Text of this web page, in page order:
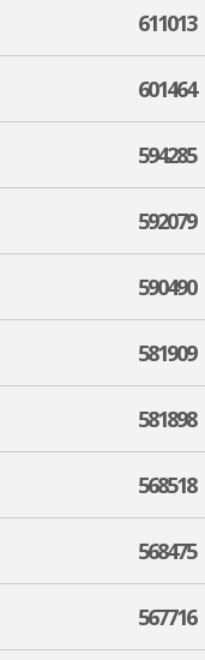
611013
601464
594285
592079
590490
581909
581898
568518
568475
567716